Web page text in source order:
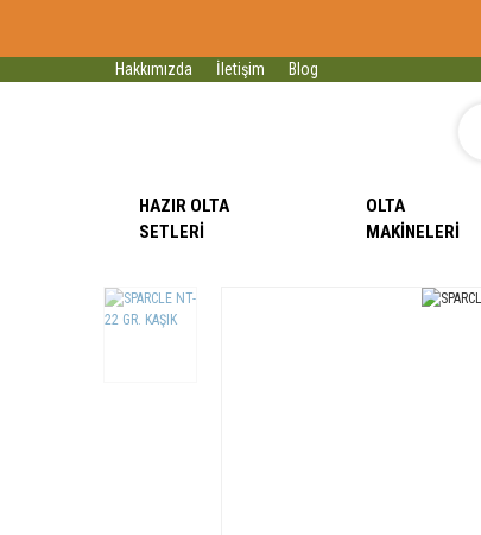
Hakkımızda İletişim Blog
HAZIR OLTA
SETLERI
OLTA
MAKINELERI